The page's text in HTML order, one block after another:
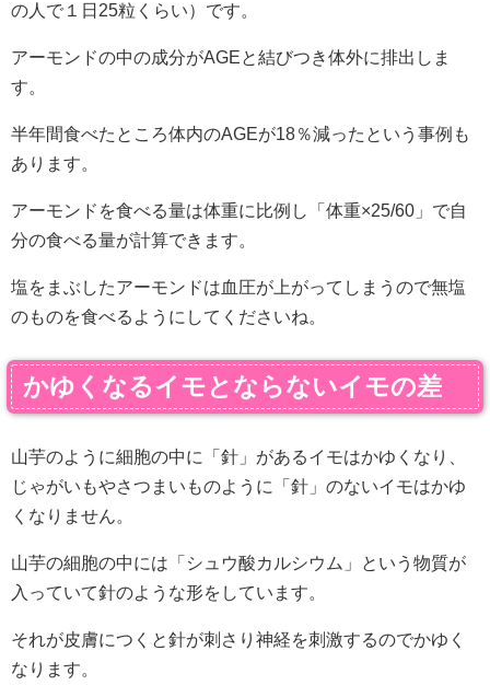
の人で１日25粒くらい）です。
アーモンドの中の成分がAGEと結びつき体外に排出しま
す。
半年間食べたところ体内のAGEが18％減ったという事例も
あります。
アーモンドを食べる量は体重に比例し「体重×25/60」で自
分の食べる量が計算できます。
塩をまぶしたアーモンドは血圧が上がってしまうので無塩
のものを食べるようにしてくださいね。
かゆくなるイモとならないイモの差
山芋のように細胞の中に「針」があるイモはかゆくなり、
じゃがいもやさつまいものように「針」のないイモはかゆ
くなりません。
山芋の細胞の中には「シュウ酸カルシウム」という物質が
入っていて針のような形をしています。
それが皮膚につくと針が刺さり神経を刺激するのでかゆく
なります。